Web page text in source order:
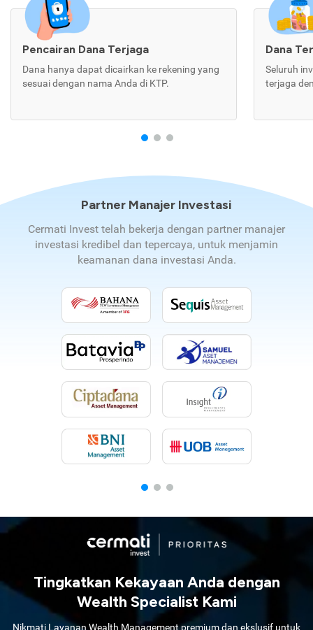
Pencairan Dana Terjaga
Dana hanya dapat dicairkan ke rekening yang
sesuai dengan nama Anda di KTP.
Dana
Seluruh
terjaga
Partner Manajer Investasi
Cermati Invest telah bekerja dengan partner manajer
investasi kredibel dan tepercaya, untuk menjamin
keamanan dana investasi Anda.
Tingkatkan Kekayaan Anda dengan
Wealth Specialist Kami
Nikmati Layanan Wealth Management premium dan ekslusif untuk